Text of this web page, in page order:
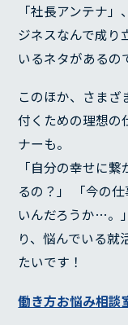
「社長アンテナ
ジネスなんで成り
いるネタがあるの
このほか、さまざ
付くための理想の
ナーも。
「自分の幸せに
るの？」 「今の
いんだろうか…。
り、悩んでいる就
たいです！
働き方お悩み相談